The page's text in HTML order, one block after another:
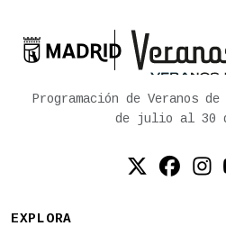

Ayuntamiento de Madrid
Programación de Veranos
de julio al 30
EXPLORA